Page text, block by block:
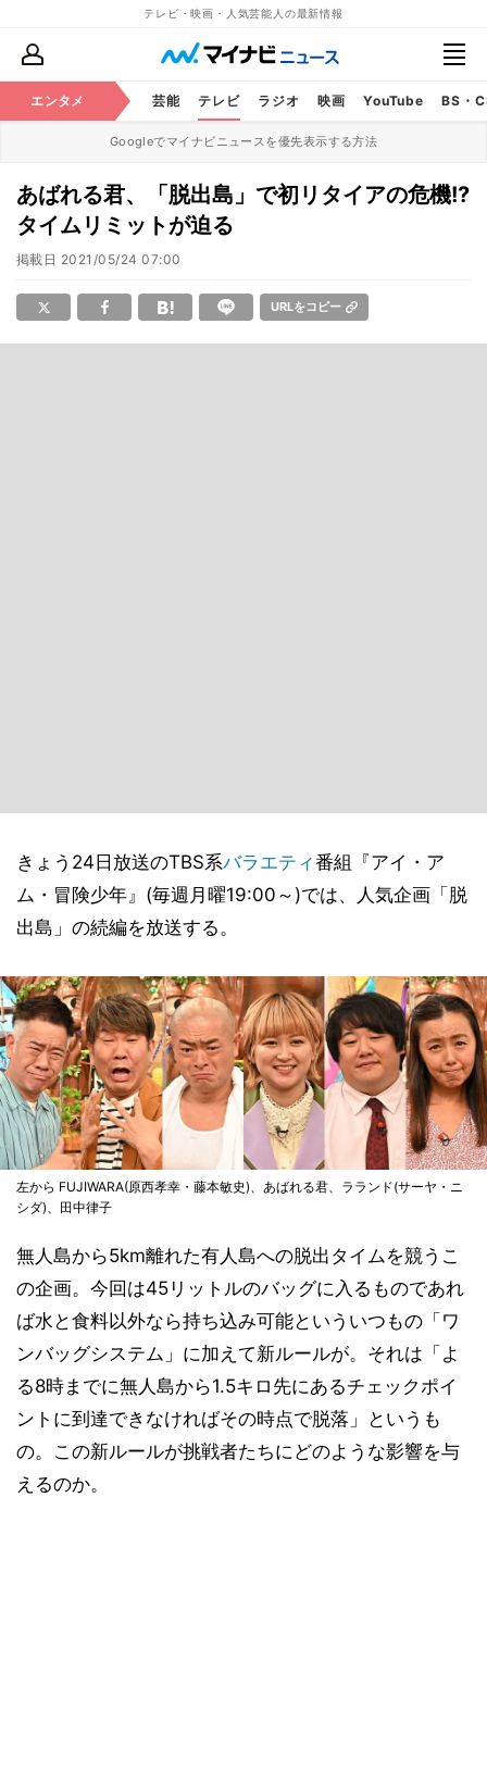
テレビ・映画・人気芸能人の最新情報
エンタメ 芸能 テレビ ラジオ 映画 YouTube BS・
Googleでマイナビニュースを優先表示する方法
あばれる君、「脱出島」で初リタイアの危機!?
タイムリミットが迫る
掲載日 2021/05/24 07:00
URLをコピー
きょう24日放送のTBS系バラエティ番組『アイ・ア
ム・冒険少年』(毎週月曜19:00～)では、人気企画「脱
出島」の続編を放送する。
左から FUJIWARA(原西孝幸・藤本敏史)、あばれる君、ラランド(サーヤ・ニ
シダ)、田中律子
無人島から5km離れた有人島への脱出タイムを競うこ
の企画。今回は45リットルのバッグに入るものであれ
ば水と食料以外なら持ち込み可能といういつもの「ワ
ンバッグシステム」に加えて新ルールが。それは「よ
る8時までに無人島から1.5キロ先にあるチェックポイ
ントに到達できなければその時点で脱落」というも
の。この新ルールが挑戦者たちにどのような影響を与
えるのか。